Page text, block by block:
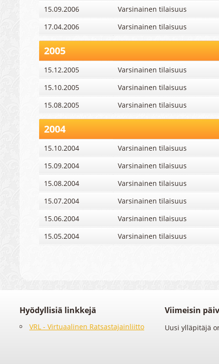
15.09.2006
Varsinainen tilaisuus
17.04.2006
Varsinainen tilaisuus
2005
15.12.2005
Varsinainen tilaisuus
15.10.2005
Varsinainen tilaisuus
15.08.2005
Varsinainen tilaisuus
2004
15.10.2004
Varsinainen tilaisuus
15.09.2004
Varsinainen tilaisuus
15.08.2004
Varsinainen tilaisuus
15.07.2004
Varsinainen tilaisuus
15.06.2004
Varsinainen tilaisuus
15.05.2004
Varsinainen tilaisuus
Hyödyllisiä linkkejä
VRL - Virtuaalinen Ratsastajainliitto
Viimeisin
Uusi ylläpitäjä